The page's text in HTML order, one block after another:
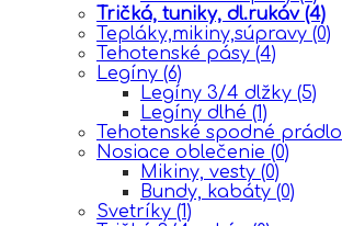
Tričká, tuniky, dl.rukáv (4)
Tepláky,mikiny,súpravy (0)
Tehotenské pásy (4)
Legíny (6)
Legíny 3/4 dlžky (5)
Legíny dlhé (1)
Tehotenské spodné prádlo
Nosiace oblečenie (0)
Mikiny, vesty (0)
Bundy, kabáty (0)
Svetríky (1)